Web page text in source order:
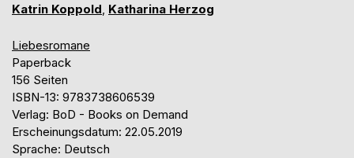
Katrin Koppold, Katharina Herzog
Liebesromane
Paperback
156 Seiten
ISBN-13: 9783738606539
Verlag: BoD - Books on Demand
Erscheinungsdatum: 22.05.2019
Sprache: Deutsch